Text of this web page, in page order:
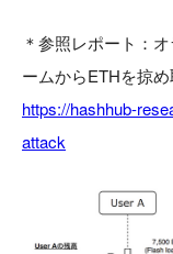
＊参照レポート：
ームからETHを掠
https://hashhub-
attack